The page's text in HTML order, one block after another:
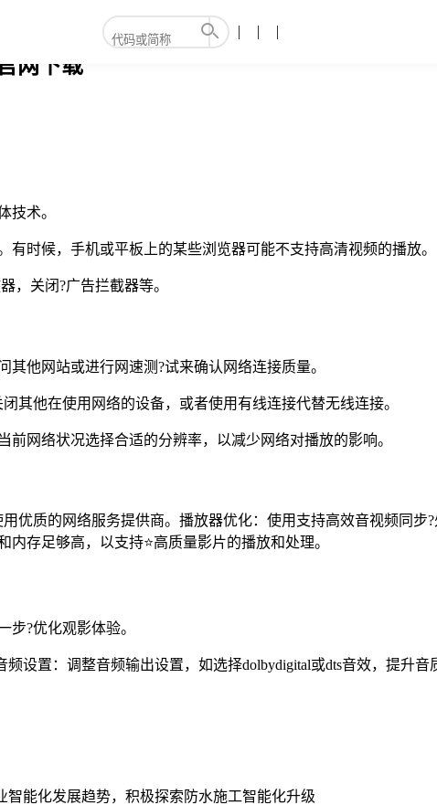
网下载
技术。
时候，手机或平板上的某些浏览器可能不支持高清视频的播放。
，关闭?广告拦截器等。
他网站或进行网速测?试来确认网络连接质量。
其他在使用网络的设备，或者使用有线连接代替无线连接。
网络状况选择合适的分辨率，以减少网络对播放的影响。
优质的网络服务提供商。播放器优化：使用支持高效音视频同步
存足够高，以支持⭐高质量影片的播放和处理。
?优化观影体验。
设置：调整音频输出设置，如选择dolbydigital或dts音效，提升音
智能化发展趋势，积极探索防水施工智能化升级